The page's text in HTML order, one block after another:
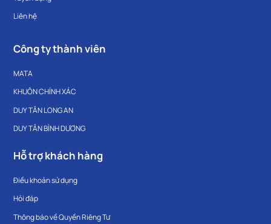
Liên hệ
Công ty thành viên
MATA
KHUÔN CHÍNH XÁC
DUY TÂN LONG AN
DUY TÂN BÌNH DƯƠNG
Hỗ trợ khách hàng
Điều khoản sử dụng
Hỏi đáp
Thông báo về Quyền Riêng Tư